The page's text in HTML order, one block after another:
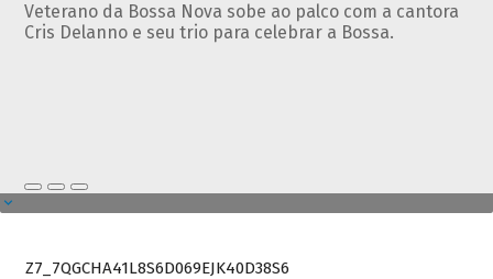
Veterano da Bossa Nova sobe ao palco com a cantora
Cris Delanno e seu trio para celebrar a Bossa.
Z7_7QGCHA41L8S6D069EJK40D38S6